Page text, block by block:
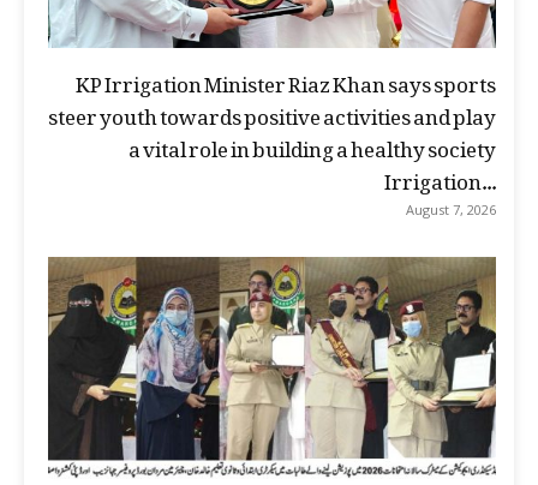
KP Irrigation Minister Riaz Khan says sports
steer youth towards positive activities and play
a vital role in building a healthy society
Irrigation...
August 7, 2026